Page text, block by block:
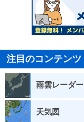
注目のコンテンツ
雨雲レーダー
天気図